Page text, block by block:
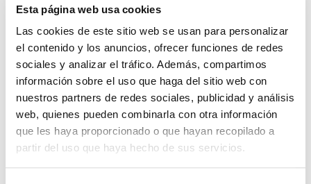
Esta página web usa cookies
Las cookies de este sitio web se usan para personalizar
el contenido y los anuncios, ofrecer funciones de redes
sociales y analizar el tráfico. Además, compartimos
información sobre el uso que haga del sitio web con
nuestros partners de redes sociales, publicidad y análisis
web, quienes pueden combinarla con otra información
que les haya proporcionado o que hayan recopilado a
partir del uso que haya hecho de sus servicios.
ISO3905 e ISO2814.
La reflectancia de una superficie es un parámetro importante
para detectar si por ejemplo una superficie refleja con
demasiada intensad al ojo humano, percibiéndolo como una
reflexión desagradable. Lo que determina la reflectancia de
una superficie es el color y las características de la
superficie.
- Gran pantalla LCD
- Alimentado por acumulador
- Interfaz y software
TDS / Ficha técnica
Regístrate para
descargas
Regístrate para
descargas
SDS/ Hoja de seguridad
Regístrate para
descargas
Los productos marcados con esta imagen son
productos marca Scharlau habitualmente en stock,
listos para una entrega inmediata.